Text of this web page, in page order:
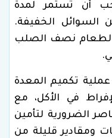
أن تستمر لمدة
السوائل الخفيفة.
الطعام نصف الصلب
تكميم المعدة
في الأكل، مع
الضرورية لتأمين
ومقادير قليلة من